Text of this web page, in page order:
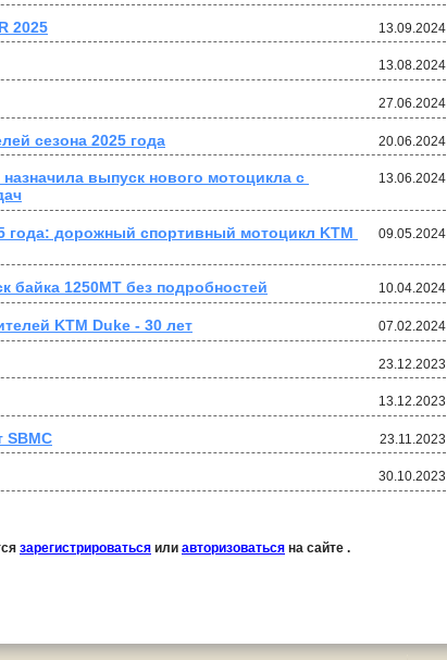
13.09.2024
2025
13.08.2024
27.06.2024
20.06.2024
сезона 2025 года
13.06.2024
назначила выпуск нового мотоцикла с
09.05.2024
года: дорожный спортивный мотоцикл KTM
10.04.2024
байка 1250MT без подробностей
07.02.2024
KTM Duke - 30 лет
23.12.2023
13.12.2023
23.11.2023
SBMC
30.10.2023
зарегистрироваться или авторизоваться на сайте .